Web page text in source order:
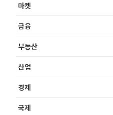
마켓
금융
부동산
산업
경제
국제